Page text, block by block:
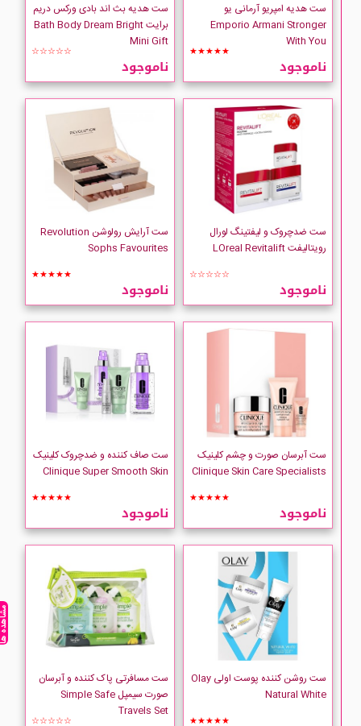
OLAY
OLE HENRIKSEN
PONS
REVLON
REVOLUTION
SABROSO
Simple
Starbucks
Victoria-Secret
YARDLEY
ساحل یاقوت
متفرقه زیورآلات
ست هدیه امپریو آرمانی یو
Emporio Armani Stronger
With You
★★★★★
ناموجود
ست هدیه بث اند بادی ورکس دریم
برایت Bath Body Dream Bright
Mini Gift
☆☆☆☆☆
ناموجود
ست ضدچروک و لیفتینگ لورال
رویتالیفت LOreal Revitalift
☆☆☆☆☆
ناموجود
ست آرایش رولوشن Revolution
Sophs Favourites
★★★★★
ناموجود
ست آبرسان صورت و چشم کلینیک
Clinique Skin Care Specialists
★★★★★
ناموجود
ست صاف کننده و ضدچروک کلینیک
Clinique Super Smooth Skin
★★★★★
ناموجود
ست روشن کننده پوست اولی Olay
Natural White
★★★★★
ست مسافرتی پاک کننده و آبرسان
صورت سیمپل Simple Safe
Travels Set
☆☆☆☆☆